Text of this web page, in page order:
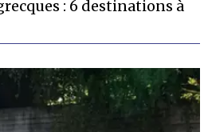
: 6 destinations à